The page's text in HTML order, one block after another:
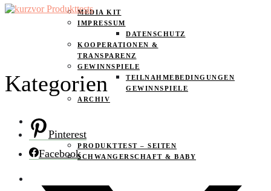
MEDIA KIT
IMPRESSUM
DATENSCHUTZ
KOOPERATIONEN &
TRANSPARENZ
GEWINNSPIELE
TEILNAHMEBEDINGUNGEN
GEWINNSPIELE
ARCHIV
SPAREN
PRODUKTTEST – SEITEN
SCHWANGERSCHAFT & BABY
Kategorien
Pinterest
Facebook